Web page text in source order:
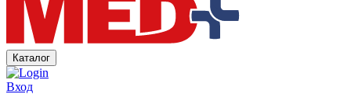
Каталог
Вход